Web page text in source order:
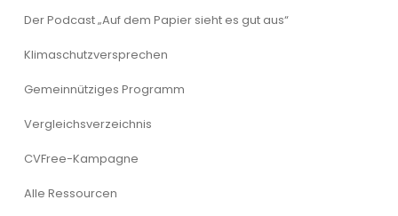
Der Podcast „Auf dem Papier sieht es gut aus“
Klimaschutzversprechen
Gemeinnütziges Programm
Vergleichsverzeichnis
CVFree-Kampagne
Alle Ressourcen